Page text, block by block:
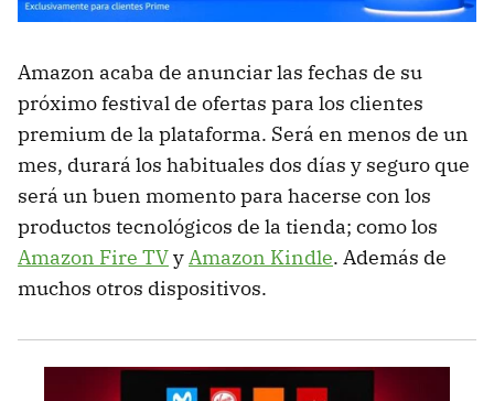
Amazon acaba de anunciar las fechas de su
próximo festival de ofertas para los clientes
premium de la plataforma. Será en menos de un
mes, durará los habituales dos días y seguro que
será un buen momento para hacerse con los
productos tecnológicos de la tienda; como los
Amazon Fire TVyAmazon Kindle. Además de
muchos otros dispositivos.